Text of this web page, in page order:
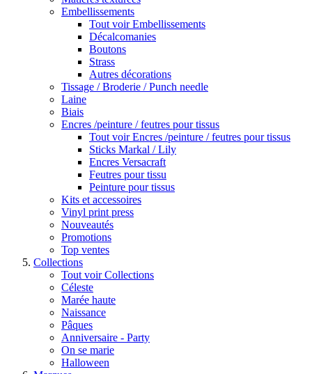
Embellissements
Tout voir Embellissements
Décalcomanies
Boutons
Strass
Autres décorations
Tissage / Broderie / Punch needle
Laine
Biais
Encres /peinture / feutres pour tissus
Tout voir Encres /peinture / feutres pour tissus
Sticks Markal / Lily
Encres Versacraft
Feutres pour tissu
Peinture pour tissus
Kits et accessoires
Vinyl print press
Nouveautés
Promotions
Top ventes
Collections
Tout voir Collections
Céleste
Marée haute
Naissance
Pâques
Anniversaire - Party
On se marie
Halloween